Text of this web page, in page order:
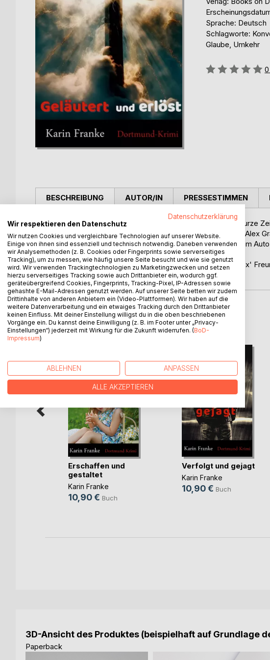
Sprache: Deutsch
Schlagworte:
Glaube, Umkehr
Bewertung::
0
BESCHREIBUNG
Eine Hausärztin wird vor ihrer Haustür brutal erschlagen. Kurze
um denselben Täter? Einiges spricht dafür, doch Detektiv Alex
Familie des Mannes, den die Ärztin vor zwei Jahren mit dem
vergeben.
Aber warum stürzte er damals in Panik auf die Straße? Alex'
beginnt zu ermitteln.
AUTOR/IN PRESSESTIMMEN
WEITERE TITEL BEIBoD
Erschaffen und
gestaltet
Karin Franke
10,90 € Buch
Verfolgt und gejagt
Karin Franke
10,90 € Buch
3D-Ansicht des Produktes (beispielhaft auf Grundlage
Paperback
Datenschutzerklärung
Wir respektieren den Datenschutz
Wir nutzen Cookies und vergleichbare Technologien auf unserer Website.
Einige von ihnen sind essenziell und technisch notwendig. Daneben verwenden
wir Analysemethoden (z. B. Cookies oder Fingerprints sowie serverseitiges
Tracking), um zu messen, wie häufig unsere Seite besucht und wie sie genutzt
wird. Wir verwenden Trackingtechnologien zu Marketingzwecken und setzen
hierzu serverseitiges Tracking sowie auch Drittanbieter ein, wodurch ggf.
geräteübergreifend Cookies, Fingerprints, Tracking-Pixel, IP-Adressen sowie
gehashte E-Mail-Adressen genutzt werden. Auf unserer Seite betten wir zudem
Drittinhalte von anderen Anbietern ein (Video-Plattformen). Wir haben auf die
weitere Datenverarbeitung und ein etwaiges Tracking durch den Drittanbieter
keinen Einfluss. Mit deiner Einstellung willigst du in die oben beschriebenen
Vorgänge ein. Du kannst deine Einwilligung (z. B. im Footer unter „Privacy-
Einstellungen“) jederzeit mit Wirkung für die Zukunft widerrufen. (BoD-
Impressum)
ABLEHNEN ANPASSEN
ALLE AKZEPTIEREN